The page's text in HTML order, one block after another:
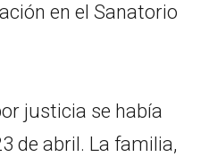
en el Sanatorio
justicia se había
de abril. La familia,